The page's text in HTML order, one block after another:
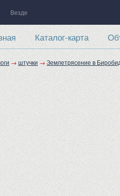
Везде
Каталог-карта
→штучки→Землетрясение в